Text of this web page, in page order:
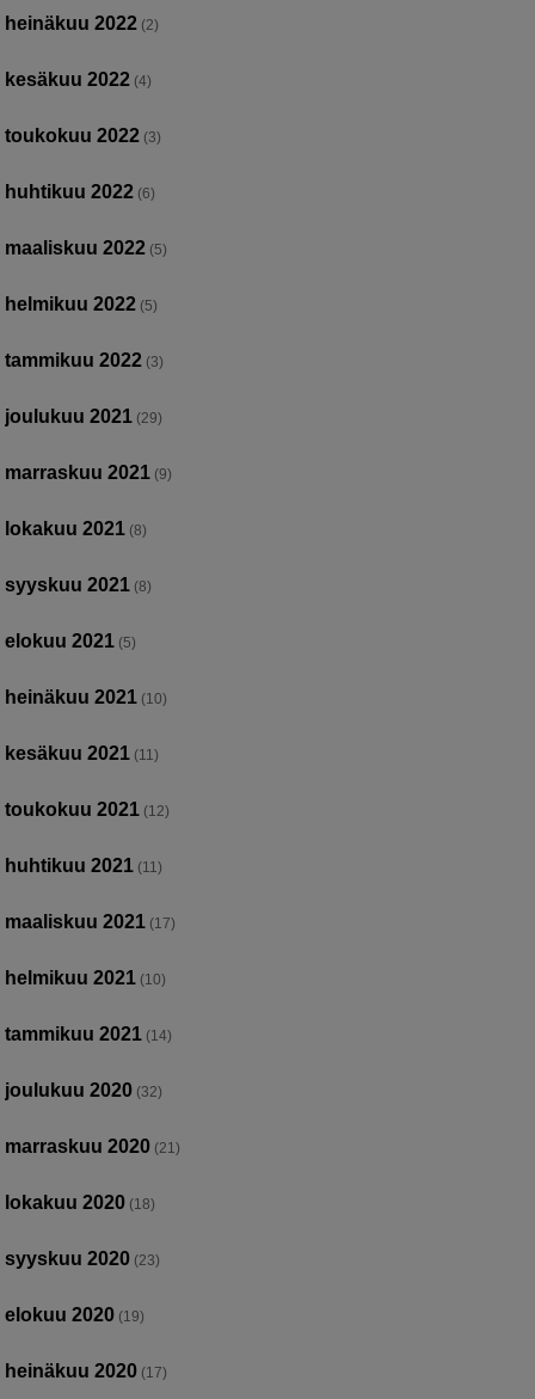
heinäkuu 2022 (2)
kesäkuu 2022 (4)
toukokuu 2022 (3)
huhtikuu 2022 (6)
maaliskuu 2022 (5)
helmikuu 2022 (5)
tammikuu 2022 (3)
joulukuu 2021 (29)
marraskuu 2021 (9)
lokakuu 2021 (8)
syyskuu 2021 (8)
elokuu 2021 (5)
heinäkuu 2021 (10)
kesäkuu 2021 (11)
toukokuu 2021 (12)
huhtikuu 2021 (11)
maaliskuu 2021 (17)
helmikuu 2021 (10)
tammikuu 2021 (14)
joulukuu 2020 (32)
marraskuu 2020 (21)
lokakuu 2020 (18)
syyskuu 2020 (23)
elokuu 2020 (19)
heinäkuu 2020 (17)